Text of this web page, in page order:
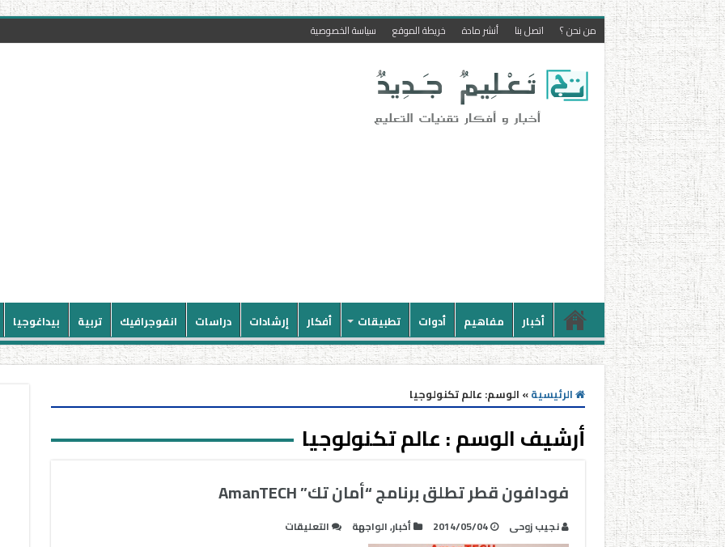
من نحن ؟ اتصل بنا أنشر مادة خريطة الموقع سياسة الخصوصية
أخبار مفاهيم أدوات تطبيقات أفكار إرشادات دراسات انفوجرافيك تربية بيداغوجيا
الرئيسية» الوسم: عالم تكنولوجيا
أرشيف الوسم :عالم تكنولوجيا
فودافون قطر تطلق برنامج “أمان تك” AmanTECH
نجيب زوحى 2014/05/04 أخبار,الواجهة التعليقات